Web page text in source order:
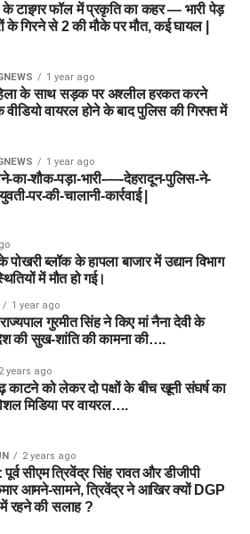
के टाइगर फॉल में प्रकृति का कहर — भारी पेड़
के गिरने से 2 की मौके पर मौत, कई घायल |
1 year ago
के साथ सड़क पर अश्लील हरकत करने
वीडियो वायरल होने के बाद पुलिस की गिरफ्त में
1 year ago
का-शौक-पड़ा-भारी-—-देहरादून-पुलिस-ने-
पर-की-चालानी-कार्रवाई |
ब्लॉक के हापला बाजार में उद्यान विभाग
में मौत हो गई।
1 year ago
गुरमीत सिंह ने किए मां नैना देवी के
की सुख-शांति की कामना की….
2 years ago
काटने को लेकर दो पक्षों के बीच खूनी संघर्ष का
मिडिया पर वायरल….
2 years ago
सीएम त्रिवेंद्र सिंह रावत और डीजीपी
आमने-सामने, त्रिवेंद्र ने आखिर क्यों DGP
में रहने की सलाह ?